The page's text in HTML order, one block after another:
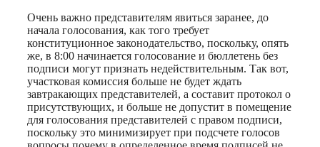
Очень важно представителям явиться заранее, до
начала голосования, как того требует
конституционное законодательство, поскольку, опять
же, в 8:00 начинается голосование и бюллетень без
подписи могут признать недействительным. Так вот,
участковая комиссия больше не будет ждать
завтракающих представителей, а составит протокол о
присутствующих, и больше не допустит в помещение
для голосования представителей с правом подписи,
поскольку это минимизирует при подсчете голосов